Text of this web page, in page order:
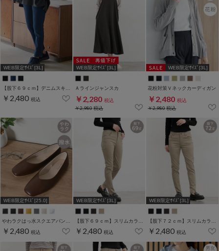
WEB限定ｻｲｽﾞ[3L]
￥2,480 税込
WEB限定ｻｲｽﾞ[3L]
Ａラインジャンスカ
￥2,280 税込
￥2,980税込
WEB限定ｻｲｽﾞ[3L]
花粉対策Ｖネックカーディガン
￥2,480 税込
￥2,980税込
WEB限定ｻｲｽﾞ[25.0]
￥2,480 税込
WEB限定ｻｲｽﾞ[3L]
￥2,480 税込
WEB限定ｻｲｽﾞ[3L]
￥2,480 税込